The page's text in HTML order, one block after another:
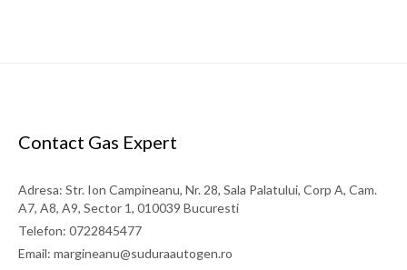
Contact Gas Expert
Adresa: Str. Ion Campineanu, Nr. 28, Sala Palatului, Corp A, Cam.
A7, A8, A9, Sector 1, 010039 Bucuresti
Telefon: 0722845477
Email: margineanu@suduraautogen.ro